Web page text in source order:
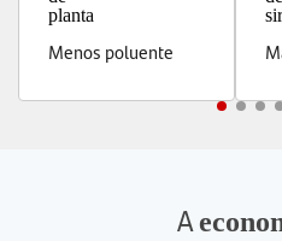
Menos poluente
A